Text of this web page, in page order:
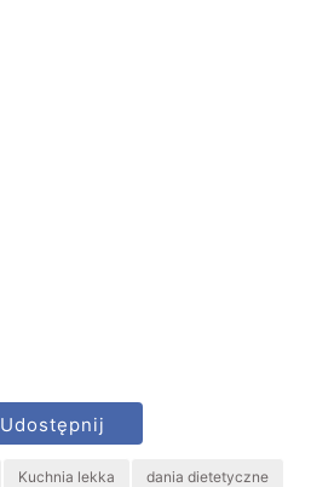
Udostępnij
Kuchnia lekka dania dietetyczne